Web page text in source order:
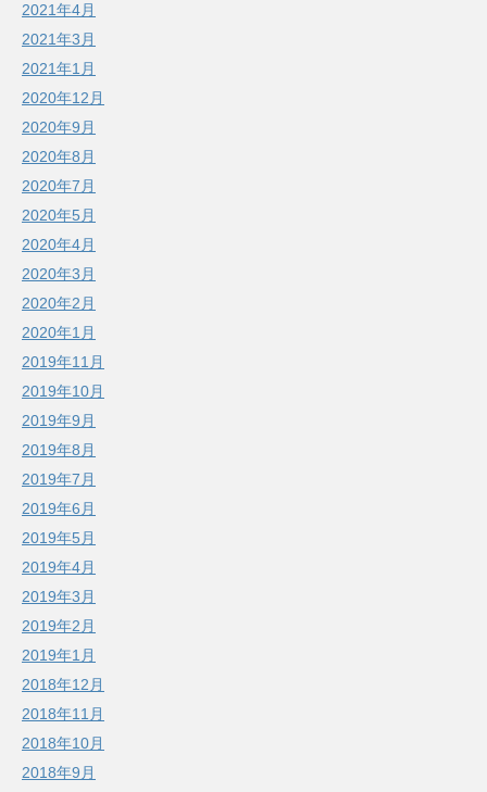
2021年4月
2021年3月
2021年1月
2020年12月
2020年9月
2020年8月
2020年7月
2020年5月
2020年4月
2020年3月
2020年2月
2020年1月
2019年11月
2019年10月
2019年9月
2019年8月
2019年7月
2019年6月
2019年5月
2019年4月
2019年3月
2019年2月
2019年1月
2018年12月
2018年11月
2018年10月
2018年9月